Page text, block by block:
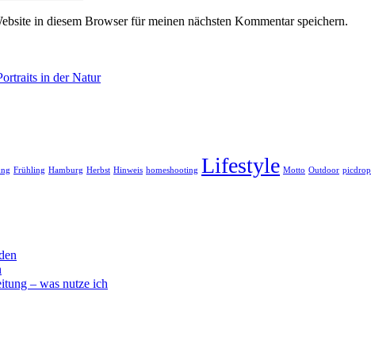
in diesem Browser für meinen nächsten Kommentar speichern.
in der Natur
Frühling Hamburg Herbst Hinweis homeshooting Lifestyle Motto Outdoor picdrop
– was nutze ich